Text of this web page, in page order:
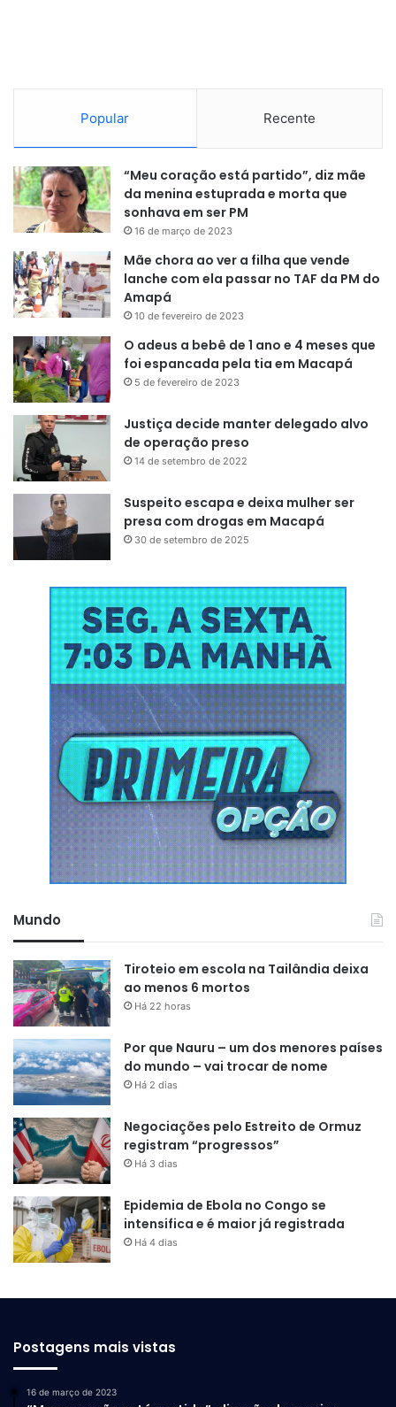
Popular Recente
“Meu coração está partido”, diz mãe
da menina estuprada e morta que
sonhava em ser PM
16 de março de 2023
Mãe chora ao ver a filha que vende
lanche com ela passar no TAF da PM do
Amapá
10 de fevereiro de 2023
O adeus a bebê de 1 ano e 4 meses que
foi espancada pela tia em Macapá
5 de fevereiro de 2023
Justiça decide manter delegado alvo
de operação preso
14 de setembro de 2022
Suspeito escapa e deixa mulher ser
presa com drogas em Macapá
30 de setembro de 2025
Mundo
Tiroteio em escola na Tailândia deixa
ao menos 6 mortos
Há 22 horas
Por que Nauru – um dos menores países
do mundo – vai trocar de nome
Há 2 dias
Negociações pelo Estreito de Ormuz
registram “progressos”
Há 3 dias
Epidemia de Ebola no Congo se
intensifica e é maior já registrada
Há 4 dias
Postagens mais vistas
16 de março de 2023